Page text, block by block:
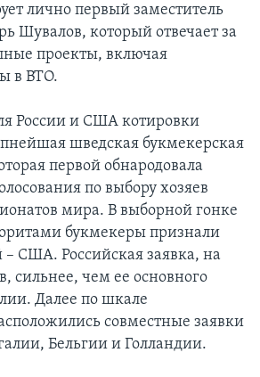
лично первый заместитель
Шувалов, который отвечает за
проекты, включая
в ВТО.
России и США котировки
шведская букмекерская
первой обнародовала
по выбору хозяев
мира. В выборной гонке
букмекеры признали
США. Российская заявка, на
сильнее, чем ее основного
Далее по шкале
совместные заявки
Бельгии и Голландии.